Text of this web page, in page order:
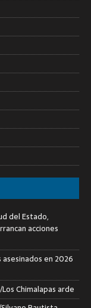
del Estado,
acciones
en 2026
Chimalapas arde